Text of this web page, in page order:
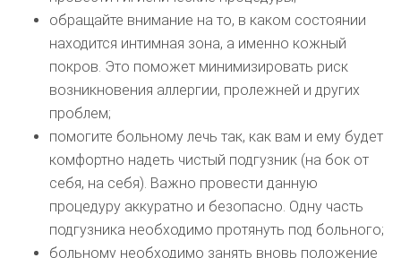
обращайте внимание на то, в каком состоянии
находится интимная зона, а именно кожный
покров. Это поможет минимизировать риск
возникновения аллергии, пролежней и других
проблем;
помогите больному лечь так, как вам и ему будет
комфортно надеть чистый подгузник (на бок от
себя, на себя). Важно провести данную
процедуру аккуратно и безопасно. Одну часть
подгузника необходимо протянуть под больного;
больному необходимо занять вновь положение